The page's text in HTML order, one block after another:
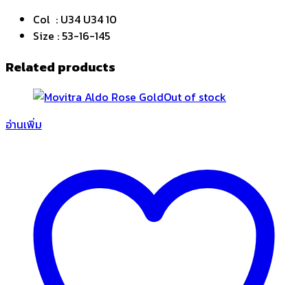
Col : U34 U34 10
Size : 53-16-145
Related products
Out of stock
อ่านเพิ่ม